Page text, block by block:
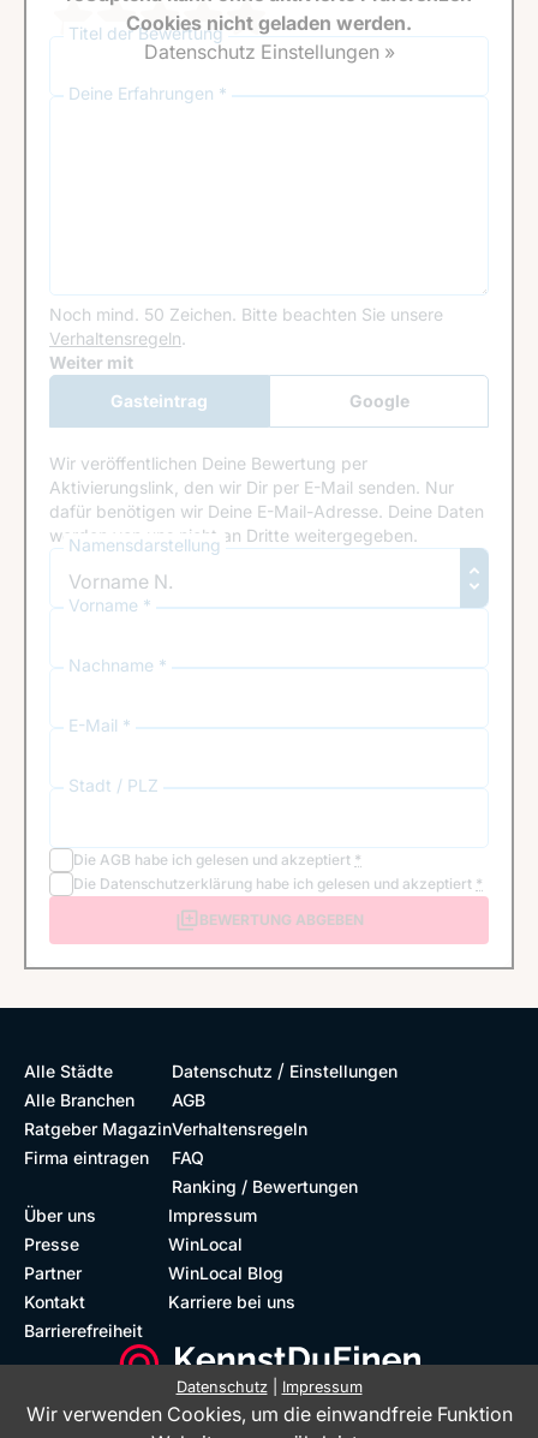
Titel der Bewertung
Deine Erfahrungen *
Noch mind. 50 Zeichen. Bitte beachten Sie unsere
Verhaltensregeln.
Google Recaptcha
Weiter mit
Gasteintrag
Google
Anmeldung
Wir veröffentlichen Deine Bewertung per
Aktivierungslink, den wir Dir per E-Mail senden. Nur
dafür benötigen wir Deine E-Mail-Adresse. Deine Daten
werden von uns nicht an Dritte weitergegeben.
Namensdarstellung
Vorname *
Nachname *
E-Mail *
Stadt / PLZ
Die AGB habe ich gelesen und akzeptiert *
Die Datenschutzerklärung habe ich gelesen und akzeptiert *
BEWERTUNG ABGEBEN
Cookies nicht geladen werden.
Datenschutz Einstellungen »
Alle Städte
Alle Branchen
Ratgeber Magazin
Firma eintragen
Datenschutz / Einstellungen
AGB
Verhaltensregeln
FAQ
Ranking / Bewertungen
Über uns
Presse
Partner
Kontakt
Barrierefreiheit
Impressum
WinLocal
WinLocal Blog
Karriere bei uns
Datenschutz| Impressum
Wir verwenden Cookies, um die einwandfreie Funktion